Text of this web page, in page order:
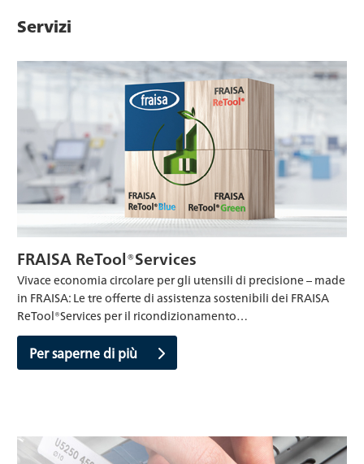
Servizi
FRAISA ReTool®Services
Vivace economia circolare per gli utensili di precisione – made
in FRAISA: Le tre offerte di assistenza sostenibili dei FRAISA
ReTool®Services per il ricondizionamento…
Per saperne di più